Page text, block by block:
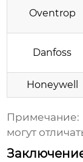
Oventrop
Danfoss
Honeywell
Примечание:
могут